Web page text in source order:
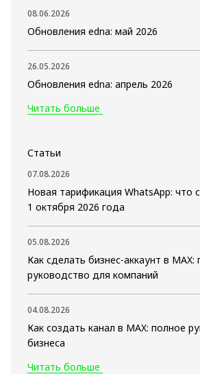
08.06.2026
Обновления edna: май 2026
26.05.2026
Обновления edna: апрель 2026
Читать больше
Статьи
07.08.2026
Новая тарификация WhatsApp: что
1 октября 2026 года
05.08.2026
Как сделать бизнес-аккаунт в MAX:
руководство для компаний
04.08.2026
Как создать канал в MAX: полное
бизнеса
Читать больше